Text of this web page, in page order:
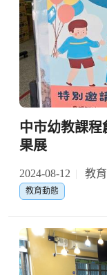
中市幼教課
果展
2024-08-12 教
教育動態